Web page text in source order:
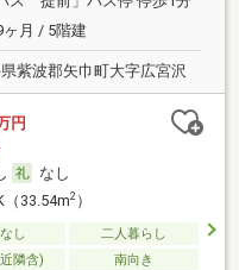
月 / 5階建
紫波郡矢巾町大字広宮沢
円
なし
（33.54m2）
し
二人暮らし
隣含) 南向き